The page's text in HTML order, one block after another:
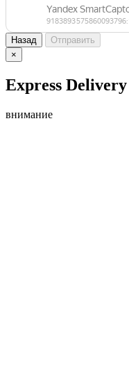
Назад
Отправить
×
Express Delivery
внимание